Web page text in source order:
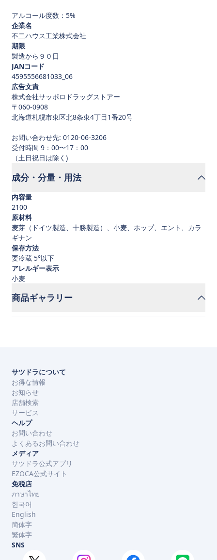
アルコール度数：5%
企業名
不二ハウス工業株式会社
期限
製造から９０日
JANコード
4595556681033_06
広告文責
株式会社サッポロドラッグストアー
〒060-0908
北海道札幌市東区北8条東4丁目1番20号
お問い合わせ先: 0120-06-3206
受付時間 9：00〜17：00
成分・分量・用法
内容量
2100
原材料
麦芽（ドイツ製造、十勝製造）、小麦、ホップ、エント、カラ
ギナン
保存方法
要冷蔵 5°以下
アレルギー表示
小麦
商品ギャラリー
サツドラについて
お得な情報
お知らせ
店舗検索
サービス
ヘルプ
お問い合わせ
よくあるお問い合わせ
メディア
サツドラ公式アプリ
EZOCA公式サイト
免税店
ภาษาไทย
한국어
English
簡体字
繁体字
SNS